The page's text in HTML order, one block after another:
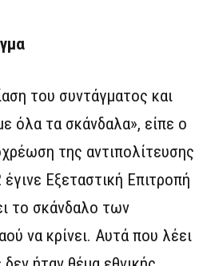
του συντάγματος και
όλα τα σκάνδαλα», είπε ο
της αντιπολίτευσης
Εξεταστική Επιτροπή
το σκάνδαλο των
να κρίνει. Αυτά που λέει